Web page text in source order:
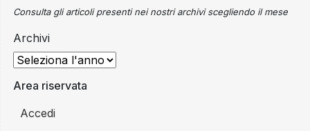
Consulta gli articoli presenti nei nostri archivi scegliendo il mese
Archivi
Area riservata
Accedi